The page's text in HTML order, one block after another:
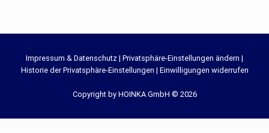
Site
Impressum & Datenschutz | Privatsphäre-Einstellungen ändern |
Historie der Privatsphäre-Einstellungen | Einwilligungen widerrufen
Copyright by HOINKA GmbH © 2026